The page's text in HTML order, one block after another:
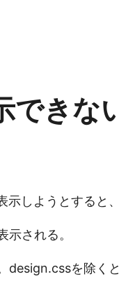
できな
しようとすると
される。
design.cssを除く